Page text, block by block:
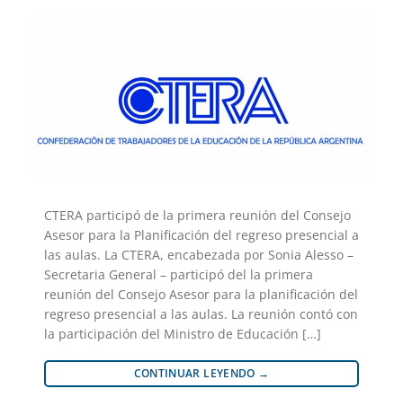
CTERA participó de la primera reunión del Consejo
Asesor para la Planificación del regreso presencial a
las aulas. La CTERA, encabezada por Sonia Alesso –
Secretaria General – participó del la primera
reunión del Consejo Asesor para la planificación del
regreso presencial a las aulas. La reunión contó con
la participación del Ministro de Educación […]
CONTINUAR LEYENDO →